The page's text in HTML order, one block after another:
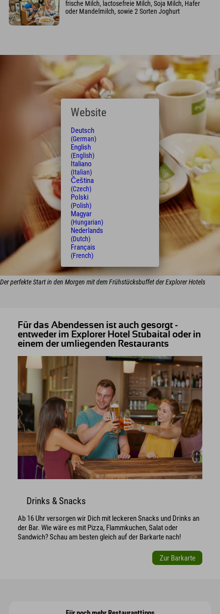
frische Milch, lactosefreie Milch, Soja Milch, Hafer
oder Mandelmilch, sowie 2 Sorten Joghurt
Der perfekte Start in den Morgen mit dem Frühstücksbuffet der Explorer Hotels
Für das Abendessen ist auch gesorgt -
entweder im Explorer Hotel Stubaital oder in
einem der umliegenden Restaurants
Drinks & Snacks
Ab 16 Uhr versorgen wir Dich mit leckeren Snacks und Drinks an
der Bar. Wie wäre es mit Pizza, Flammkuchen, Salat oder
Sandwich? Schau am besten gleich auf der Barkarte nach!
Zur Barkarte
Website
Deutsch
(German)
English
(English)
Italiano
(Italian)
Čeština
(Czech)
Polski
(Polish)
Magyar
(Hungarian)
Nederlands
(Dutch)
Français
(French)